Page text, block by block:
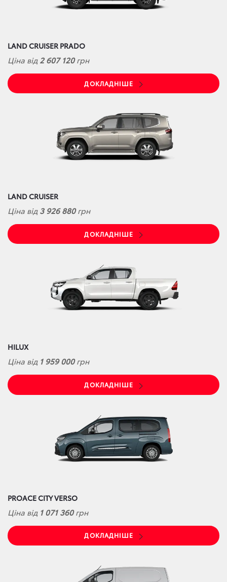
LAND CRUISER PRADO
Ціна від2 607 120грн
ДОКЛАДНІШЕ
LAND CRUISER
Ціна від3 926 880грн
ДОКЛАДНІШЕ
HILUX
Ціна від 1 959 000грн
ДОКЛАДНІШЕ
PROACE CITY VERSO
Ціна від 1 071 360грн
ДОКЛАДНІШЕ